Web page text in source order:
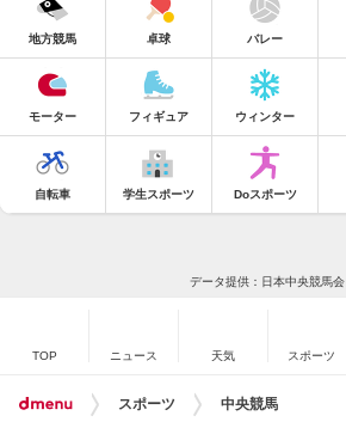
地方競馬 卓球 バレー
モーター フィギュア ウィンター
自転車 学生スポーツ Doスポーツ
データ提供：日本中央競馬会
TOP ニュース 天気 スポーツ
スポーツ 中央競馬